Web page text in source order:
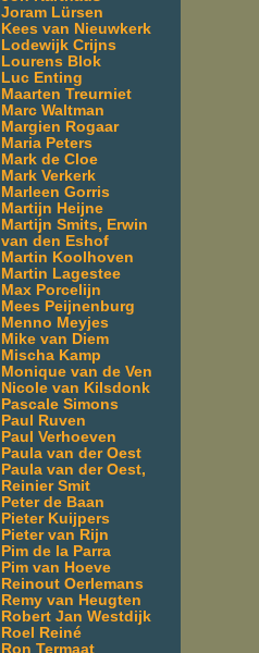
Joram Lürsen
Kees van Nieuwkerk
Lodewijk Crijns
Lourens Blok
Luc Enting
Maarten Treurniet
Marc Waltman
Margien Rogaar
Maria Peters
Mark de Cloe
Mark Verkerk
Marleen Gorris
Martijn Heijne
Martijn Smits, Erwin
van den Eshof
Martin Koolhoven
Martin Lagestee
Max Porcelijn
Mees Peijnenburg
Menno Meyjes
Mike van Diem
Mischa Kamp
Monique van de Ven
Nicole van Kilsdonk
Pascale Simons
Paul Ruven
Paul Verhoeven
Paula van der Oest
Paula van der Oest,
Reinier Smit
Peter de Baan
Pieter Kuijpers
Pieter van Rijn
Pim de la Parra
Pim van Hoeve
Reinout Oerlemans
Remy van Heugten
Robert Jan Westdijk
Roel Reiné
Ron Termaat